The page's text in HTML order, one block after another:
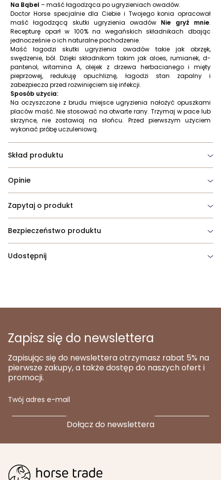
Na Bąbel – maść łagodząca po ugryzieniach owadów.
Doctor Horse specjalnie dla Ciebie i Twojego konia opracował
maść łagodzącą skutki ugryzienia owadów Nie gryź mnie.
Recepturę oparł w 100% na wegańskich składnikach dbając
jednocześnie o ich naturalne pochodzenie.
Maść łagodzi skutki ugryzienia owadów takie jak obrzęk,
swędzenie, ból. Dzięki składnikom takim jak aloes, rumianek, d-
pantenol, witamina A, olejek z drzewa herbacianego i mięty
pieprzowej, redukuję opuchliznę, łagodzi stan zapalny i
zabezpiecza przed rozwinięciem się infekcji.
Sposób użycia:
Na oczyszczone z brudu miejsce ugryzienia nałożyć opuszkami
placów maść. Nie stosować na otwarte rany. Trzymaj w pace lub
skrzynce, nie zostawiaj na słońcu. Przed pierwszym użyciem
wykonać próbę uczuleniową.
Skład produktu
Opinie
Zapytaj o produkt
Bezpieczeństwo produktu
Udostępnij
Zapisz się do newslettera
Zapisując się do newslettera otrzymasz rabat 5% na
pierwsze zakupy, a także dostęp do naszych ofert i
promocji.
Twój adres e-mail